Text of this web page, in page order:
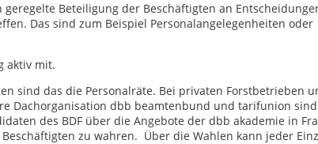
Beteiligung der Beschäftigten an
Das sind zum Beispiel Personalangelegenheiten oder
aktiv mit.
sind das die Personalräte. Bei privaten Forstbetrieben
Dachorganisation dbb beamtenbund und tarifunion
des BDF über die Angebote der dbb akademie in
zu wahren. Über die Wahlen kann jeder